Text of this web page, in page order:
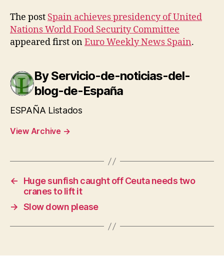
The post Spain achieves presidency of United
Nations World Food Security Committee
appeared first onEuro Weekly News Spain.
By Servicio-de-noticias-del-
blog-de-España
ESPAÑA Listados
View Archive →
←
Huge sunfish caught off Ceuta needs two
cranes to lift it
→ Slow down please